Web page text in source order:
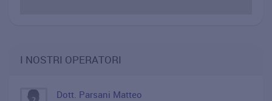
I NOSTRI OPERATORI
Dott. Parsani Matteo